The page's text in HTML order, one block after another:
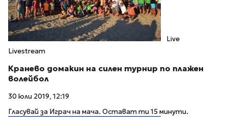
Live
Livestream
Кранево домакин на силен турнир по плажен
волейбол
30 юли 2019, 12:19
Гласувай за Играч на мача. Остават ти 15 минути.